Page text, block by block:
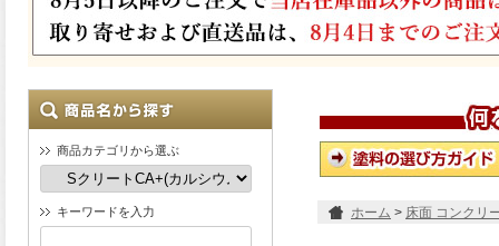
商品カテゴリから選ぶ
キーワードを入力 ホーム > 床面 コンクリ